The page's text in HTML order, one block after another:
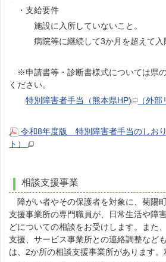
・支給要件
施設に入所していないこと。
病院等に継続して3か月を超えて入院
※申請書等・診断書様式については県
ください。
特別障害者手当（熊本県HP)
（外部
令和8年度版 特別障害者手当のしお
ト）
相談支援事業
障がい者やその保護者を対象に、菊陽
支援事業所の専門職員が、日常生活や障
どについての相談をお受けします。また
支援、サービス事業所との連絡調整など
は、2か所の相談支援事業所があります。